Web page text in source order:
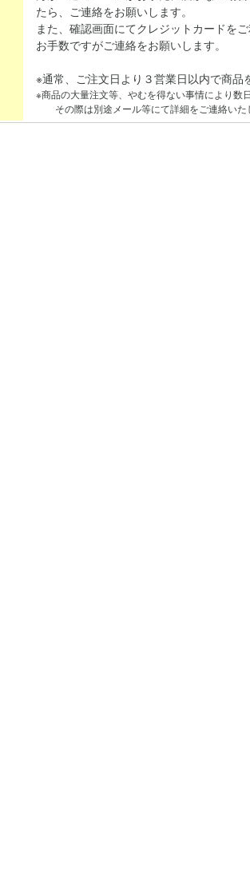
たら、ご連絡をお願いします。
また、確認画面にてクレジットカードを
お手数ですがご連絡をお願いします。
※通常、ご注文日より３営業日以内で商品
※商品の大量注文等、やむを得ない事情により数
その際は別途メール等にて詳細をご連絡いた